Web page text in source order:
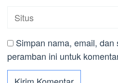
Simpan nama, email,
peramban ini untuk